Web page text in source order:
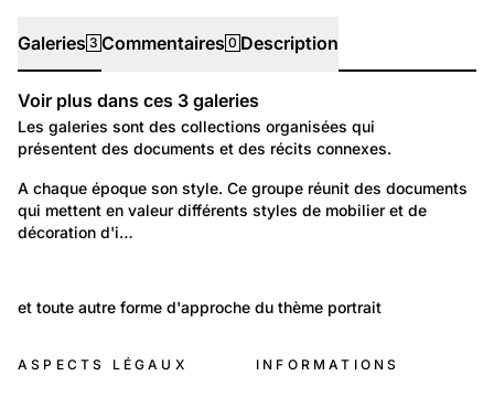
Galeries 3 Commentaires 0 Description
Galeries
Voir plus dans ces 3 galeries
Les galeries sont des collections organisées qui
présentent des documents et des récits connexes.
Temps libre et culture: Vie quotidienne
Mobilier et décoration d'intérieur
A chaque époque son style. Ce groupe réunit des documents
qui mettent en valeur différents styles de mobilier et de
décoration d'i…
Famille Salin
Portraits: Figures marquantes
et toute autre forme d'approche du thème portrait
ASPECTS LÉGAUX INFORMATIONS